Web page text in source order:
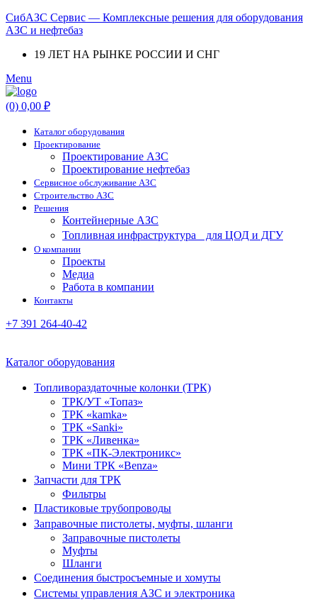
СибАЗС Сервис — Комплексные решения для оборудования
АЗС и нефтебаз
19 ЛЕТ НА РЫНКЕ РОССИИ И СНГ
Menu
(0) 0,00 ₽
Каталог оборудования
Проектирование
Проектирование АЗС
Проектирование нефтебаз
Cервисное обслуживание АЗС
Строительство АЗС
Решения
Контейнерные АЗС
Топливная инфраструктура для ЦОД и ДГУ
О компании
Проекты
Медиа
Работа в компании
Контакты
+7 391 264-40-42
Каталог оборудования
Топливораздаточные колонки (ТРК)
ТРК/УТ «Топаз»
ТРК «kamka»
ТРК «Sanki»
ТРК «Ливенка»
ТРК «ПК-Электроникс»
Мини ТРК «Benza»
Запчасти для ТРК
Фильтры
Пластиковые трубопроводы
Заправочные пистолеты, муфты, шланги
Заправочные пистолеты
Муфты
Шланги
Соединения быстросъемные и хомуты
Системы управления АЗС и электроника